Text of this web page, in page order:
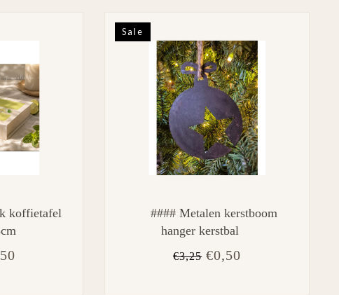
koffietafel
Sale
#### Metalen kerstboom
hanger kerstbal
€3,25€0,50